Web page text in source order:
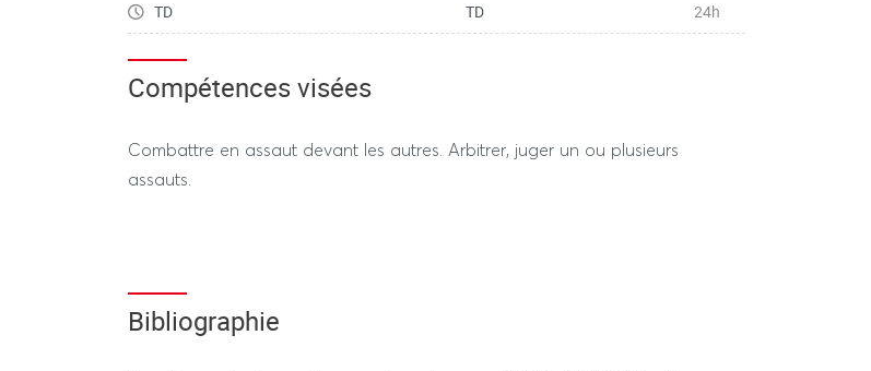
REGIME DEROGATOIRE
Contrôle continu(selon le calendrier des épreuves dérogatoires)
3x2min. Arbitrer, juger. Durée de l’épreuve hors tiers temps : 1h
TD TD 24h
Compétences visées
Combattre en assaut devant les autres. Arbitrer, juger un ou plusieurs
assauts.
Bibliographie